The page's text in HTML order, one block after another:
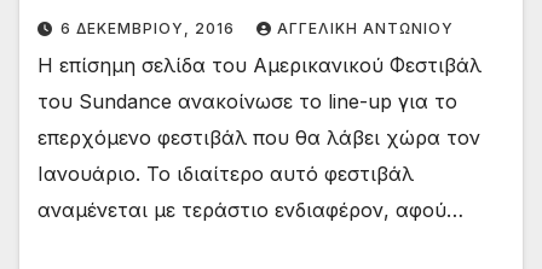
6 ΔΕΚΕΜΒΡΊΟΥ, 2016 ΑΓΓΕΛΙΚΉ ΑΝΤΩΝΊΟΥ
Η επίσημη σελίδα του Αμερικανικού Φεστιβάλ
του Sundance ανακοίνωσε το line-up για το
επερχόμενο φεστιβάλ που θα λάβει χώρα τον
Ιανουάριο. Το ιδιαίτερο αυτό φεστιβάλ
αναμένεται με τεράστιο ενδιαφέρον, αφού…